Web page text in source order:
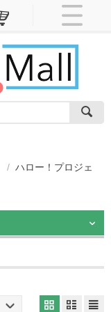
/ ハロー！プロジェ